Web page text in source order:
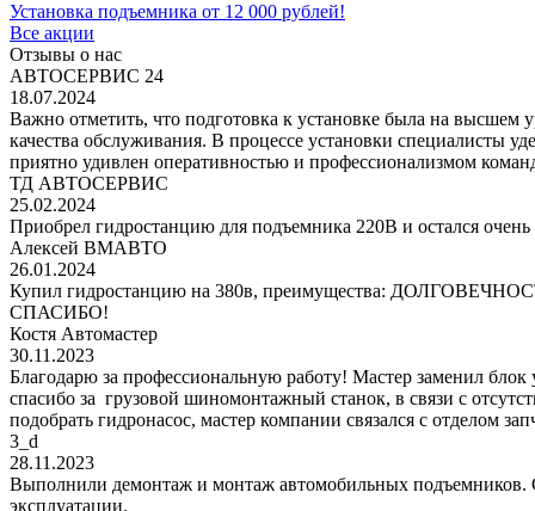
Установка подъемника от 12 000 рублей!
Все акции
Отзывы о нас
АВТОСЕРВИС 24
18.07.2024
Важно отметить, что подготовка к установке была на высшем
качества обслуживания. В процессе установки специалисты
приятно удивлен оперативностью и профессионализмом
ТД АВТОСЕРВИС
25.02.2024
Приобрел гидростанцию для подъемника 220В и остался
Алексей ВМАВТО
26.01.2024
Купил гидростанцию на 380в, преимущества:
СПАСИБО!
Костя Автомастер
30.11.2023
Благодарю за профессиональную работу! Мастер заменил
спасибо за грузовой шиномонтажный станок, в связи с
подобрать гидронасос, мастер компании связался с отделом
3_d
28.11.2023
Выполнили демонтаж и монтаж автомобильных подъемников.
эксплуатации.